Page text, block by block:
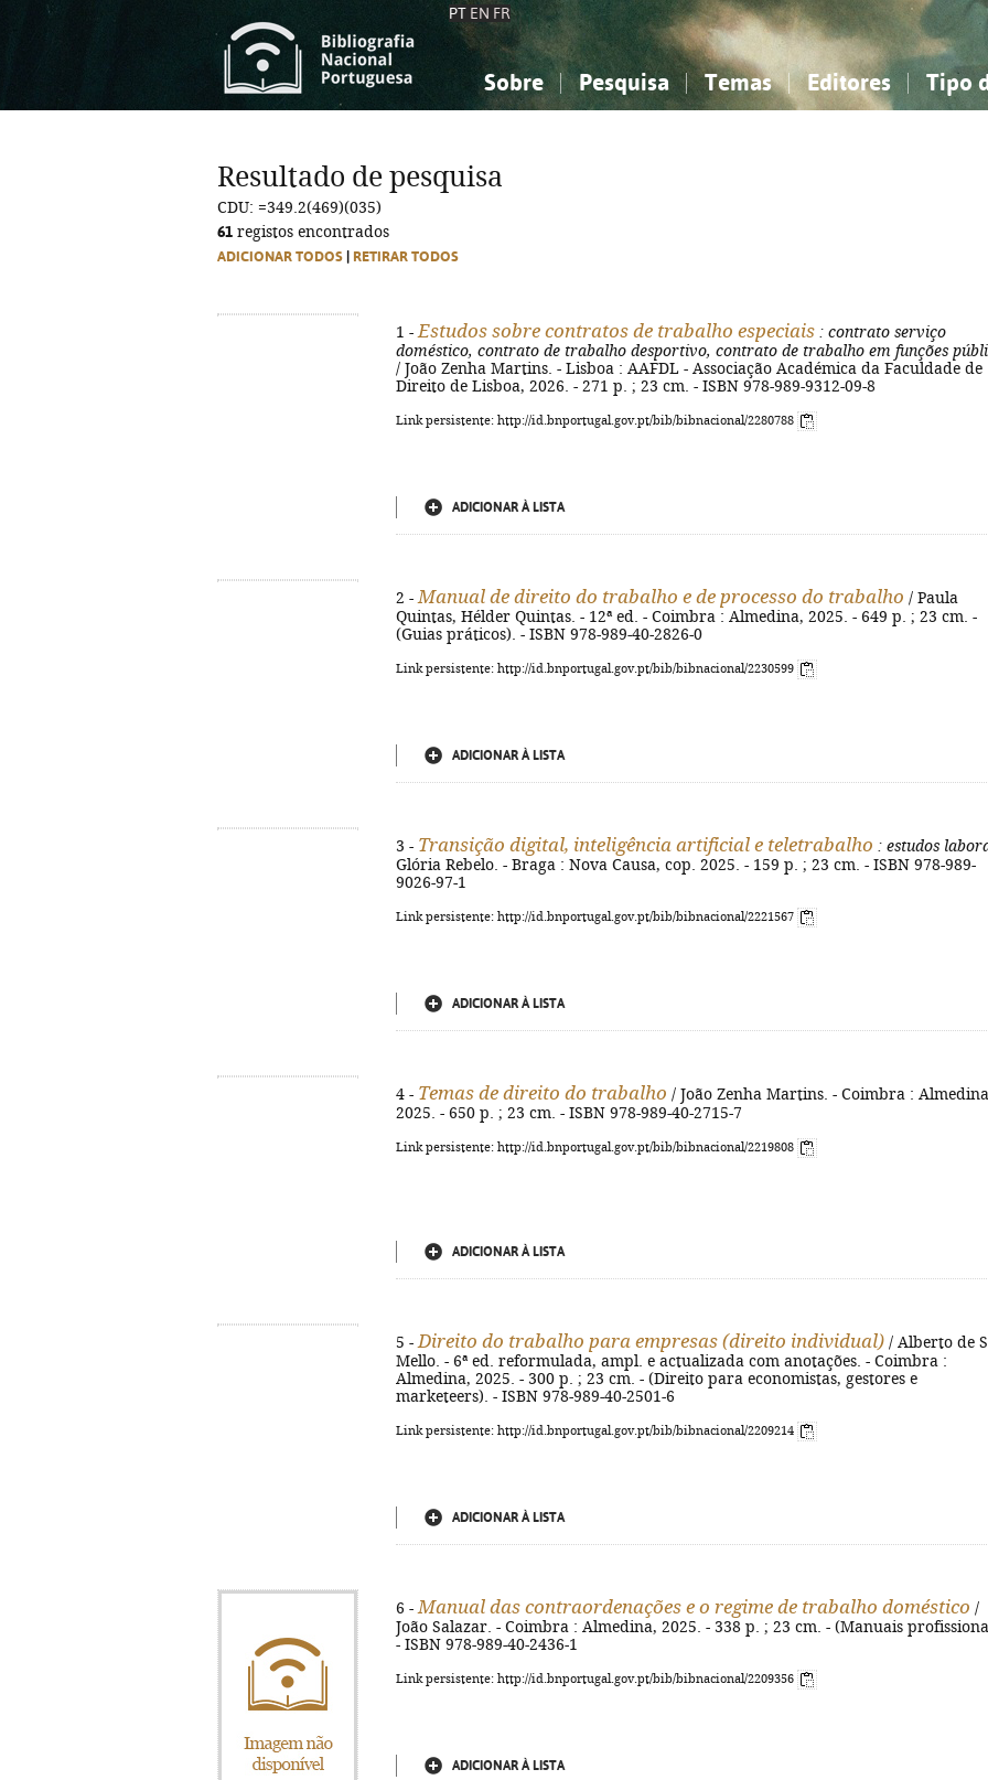
PT EN FR
Sobre Pesquisa Temas
Ciências sociais...
Editores Tipo
Ciências sociais...
Resultado de pesquisa
CDU: =349.2(469)(035)
61 registos encontrados
ADICIONAR TODOS RETIRAR TODOS
1 - Estudos sobre contratos de trabalho especiais : contrato serviço
doméstico, contrato de trabalho desportivo, contrato de trabalho em funções
/ João Zenha Martins. - Lisboa : AAFDL - Associação Académica da Faculdade de
Direito de Lisboa, 2026. - 271 p. ; 23 cm. - ISBN 978-989-9312-09-8
Link persistente: http://id.bnportugal.gov.pt/bib/bibnacional/2280788
ADICIONAR À LISTA
2 - Manual de direito do trabalho e de processo do trabalho / Paula
Quintas, Hélder Quintas. - 12ª ed. - Coimbra : Almedina, 2025. - 649 p. ; 23 cm. -
(Guias práticos). - ISBN 978-989-40-2826-0
Link persistente: http://id.bnportugal.gov.pt/bib/bibnacional/2230599
ADICIONAR À LISTA
3 - Transição digital, inteligência artificial e teletrabalho : estudos
Glória Rebelo. - Braga : Nova Causa, cop. 2025. - 159 p. ; 23 cm. - ISBN 978-989-
9026-97-1
Link persistente: http://id.bnportugal.gov.pt/bib/bibnacional/2221567
ADICIONAR À LISTA
4 - Temas de direito do trabalho / João Zenha Martins. - Coimbra :
2025. - 650 p. ; 23 cm. - ISBN 978-989-40-2715-7
Link persistente: http://id.bnportugal.gov.pt/bib/bibnacional/2219808
ADICIONAR À LISTA
5 - Direito do trabalho para empresas (direito individual) / Alberto de
Mello. - 6ª ed. reformulada, ampl. e actualizada com anotações. - Coimbra :
Almedina, 2025. - 300 p. ; 23 cm. - (Direito para economistas, gestores e
marketeers). - ISBN 978-989-40-2501-6
Link persistente: http://id.bnportugal.gov.pt/bib/bibnacional/2209214
ADICIONAR À LISTA
6 - Manual das contraordenações e o regime de trabalho doméstico /
João Salazar. - Coimbra : Almedina, 2025. - 338 p. ; 23 cm. - (Manuais
- ISBN 978-989-40-2436-1
Link persistente: http://id.bnportugal.gov.pt/bib/bibnacional/2209356
ADICIONAR À LISTA